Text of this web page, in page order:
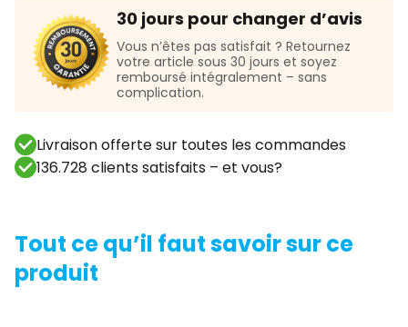
30 jours pour changer d’avis
Vous n’êtes pas satisfait ? Retournez
votre article sous 30 jours et soyez
remboursé intégralement – sans
complication.
Livraison offerte sur toutes les commandes
136.728 clients satisfaits – et vous?
Tout ce qu’il faut savoir sur ce
produit